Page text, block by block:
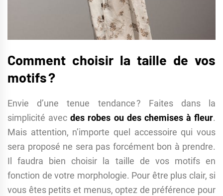
Comment choisir la taille de vos
motifs ?
Envie d’une tenue tendance ? Faites dans la
simplicité avecdes robes ou des chemises à fleur.
Mais attention, n’importe quel accessoire qui vous
sera proposé ne sera pas forcément bon à prendre.
Il faudra bien choisir la taille de vos motifs en
fonction de votre morphologie. Pour être plus clair, si
vous êtes petits et menus, optez de préférence pour